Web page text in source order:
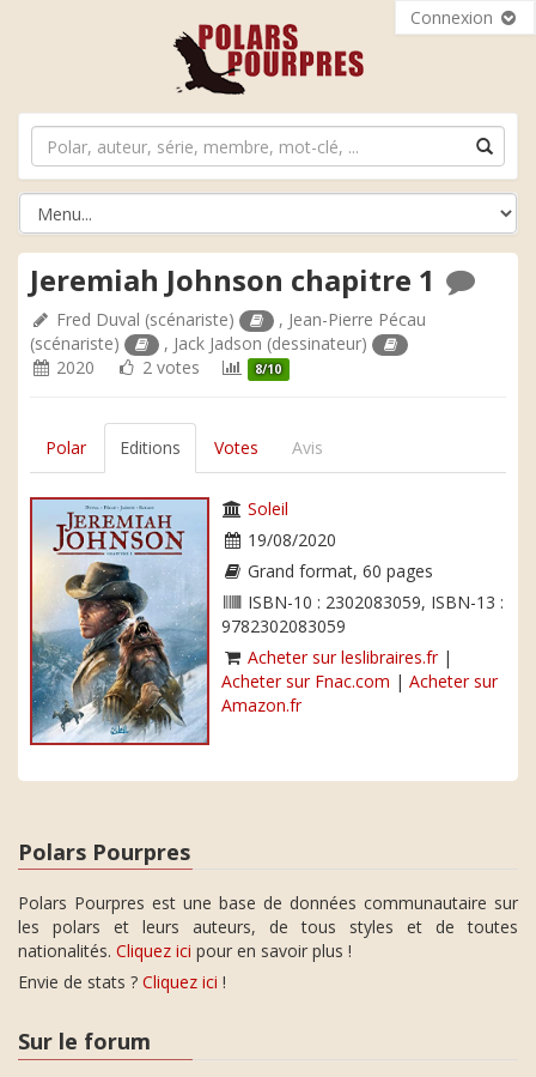
Connexion
Jeremiah Johnson chapitre 1
Fred Duval (scénariste) , Jean-Pierre Pécau
(scénariste)
, Jack Jadson (dessinateur)
2020
2 votes 8/10
Polar Editions Votes Avis
Soleil
19/08/2020
Grand format, 60 pages
ISBN-10 : 2302083059, ISBN-13 :
9782302083059
Acheter sur leslibraires.fr|
Acheter sur Fnac.com | Acheter sur
Amazon.fr
Polars Pourpres
Polars Pourpres est une base de données communautaire sur
les polars et leurs auteurs, de tous styles et de toutes
nationalités. Cliquez ici pour en savoir plus !
Envie de stats ? Cliquez ici !
Sur le forum